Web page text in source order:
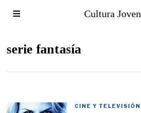
Cultura Joven
serie fantasía
CINE Y TELEVISIÓN